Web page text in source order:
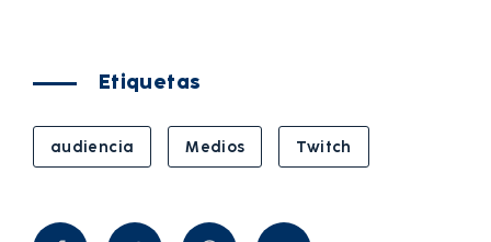
Etiquetas
audiencia Medios Twitch